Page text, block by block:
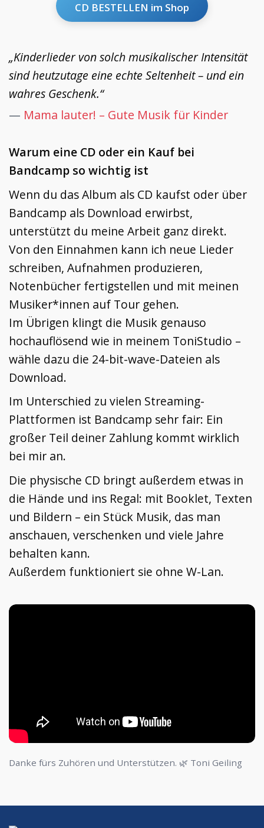
CD BESTELLEN im Shop
„Kinderlieder von solch musikalischer Intensität
sind heutzutage eine echte Seltenheit – und ein
wahres Geschenk.“
— Mama lauter! – Gute Musik für Kinder
Warum eine CD oder ein Kauf bei
Bandcamp so wichtig ist
Wenn du das Album als CD kaufst oder über
Bandcamp als Download erwirbst,
unterstützt du meine Arbeit ganz direkt.
Von den Einnahmen kann ich neue Lieder
schreiben, Aufnahmen produzieren,
Notenbücher fertigstellen und mit meinen
Musiker*innen auf Tour gehen.
Im Übrigen klingt die Musik genauso
hochauflösend wie in meinem ToniStudio –
wähle dazu die 24-bit-wave-Dateien als
Download.
Im Unterschied zu vielen Streaming-
Plattformen ist Bandcamp sehr fair: Ein
großer Teil deiner Zahlung kommt wirklich
bei mir an.
Die physische CD bringt außerdem etwas in
die Hände und ins Regal: mit Booklet, Texten
und Bildern – ein Stück Musik, das man
anschauen, verschenken und viele Jahre
behalten kann.
Außerdem funktioniert sie ohne W-Lan.
Danke fürs Zuhören und Unterstützen. 🌿 Toni Geiling